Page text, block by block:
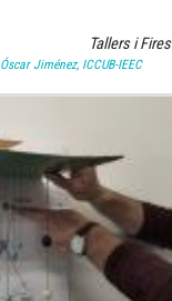
Tallers i Fires
Óscar Jiménez, ICCUB-IEEC